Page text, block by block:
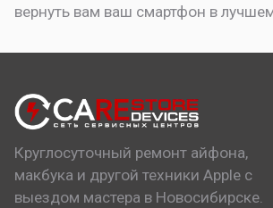
вернуть вам ваш смартфон в
Круглосуточный ремонт айфона,
макбука и другой техники Apple с
выездом мастера в Новосибирске.